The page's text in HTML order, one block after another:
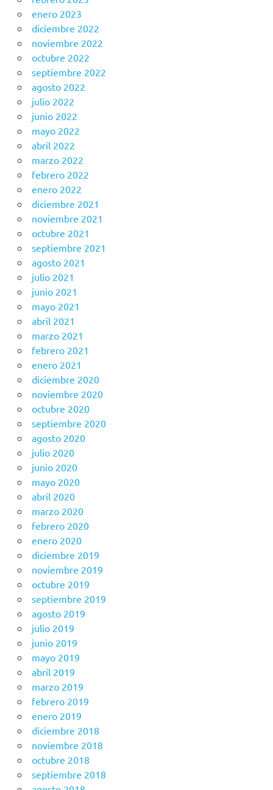
enero 2023
diciembre 2022
noviembre 2022
octubre 2022
septiembre 2022
agosto 2022
julio 2022
junio 2022
mayo 2022
abril 2022
marzo 2022
febrero 2022
enero 2022
diciembre 2021
noviembre 2021
octubre 2021
septiembre 2021
agosto 2021
julio 2021
junio 2021
mayo 2021
abril 2021
marzo 2021
febrero 2021
enero 2021
diciembre 2020
noviembre 2020
octubre 2020
septiembre 2020
agosto 2020
julio 2020
junio 2020
mayo 2020
abril 2020
marzo 2020
febrero 2020
enero 2020
diciembre 2019
noviembre 2019
octubre 2019
septiembre 2019
agosto 2019
julio 2019
junio 2019
mayo 2019
abril 2019
marzo 2019
febrero 2019
enero 2019
diciembre 2018
noviembre 2018
octubre 2018
septiembre 2018